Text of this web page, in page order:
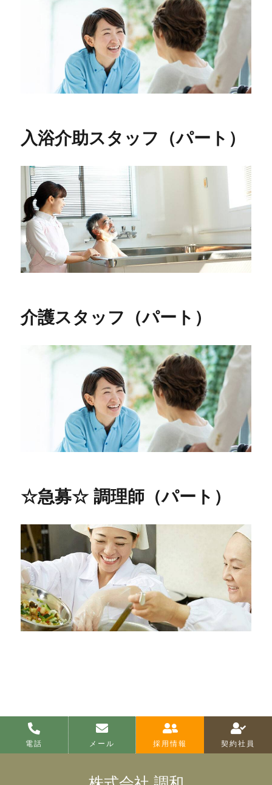
入浴介助スタッフ（パート）
介護スタッフ（パート）
☆急募☆ 調理師（パート）
電話 メール 採用情報 契約社員